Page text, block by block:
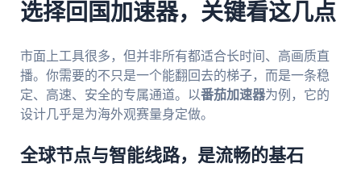
选择回国加速器，关键看这几点
市面上工具很多，但并非所有都适合长时间、高画质直
播。你需要的不只是一个能翻回去的梯子，而是一条稳
定、高速、安全的专属通道。以番茄加速器为例，它的
设计几乎是为海外观赛量身定做。
全球节点与智能线路，是流畅的基石